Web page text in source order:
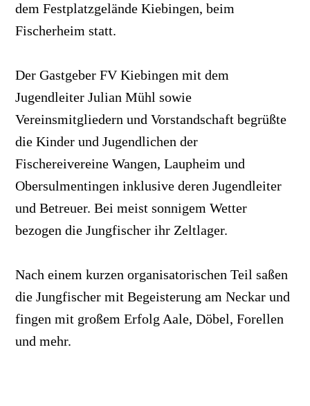
dem Festplatzgelände Kiebingen, beim
Fischerheim statt.
Der Gastgeber FV Kiebingen mit dem
Jugendleiter Julian Mühl sowie
Vereinsmitgliedern und Vorstandschaft begrüßte
die Kinder und Jugendlichen der
Fischereivereine Wangen, Laupheim und
Obersulmentingen inklusive deren Jugendleiter
und Betreuer. Bei meist sonnigem Wetter
bezogen die Jungfischer ihr Zeltlager.
Nach einem kurzen organisatorischen Teil saßen
die Jungfischer mit Begeisterung am Neckar und
fingen mit großem Erfolg Aale, Döbel, Forellen
und mehr.